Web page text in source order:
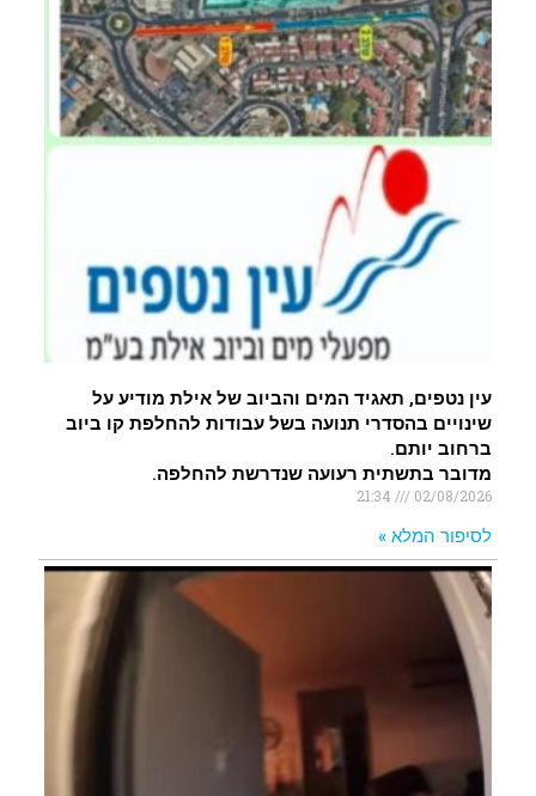
עין נטפים, תאגיד המים והביוב של אילת מודיע על
שינויים בהסדרי תנועה בשל עבודות להחלפת קו ביוב
ברחוב יותם.
מדובר בתשתית רעועה שנדרשת להחלפה.
02/08/2026
לסיפור המלא »